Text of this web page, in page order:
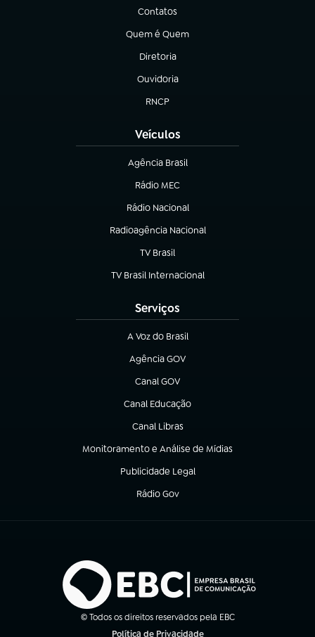
Contatos
(abre em nova aba)
Quem é Quem
(abre em nova aba)
Diretoria
(abre em nova aba)
Ouvidoria
(abre em nova aba)
RNCP
(abre em nova aba)
Veículos
Agência Brasil
(abre em nova aba)
Rádio MEC
(abre em nova aba)
Rádio Nacional
Radioagência Nacional
(abre em nova aba)
TV Brasil
(abre em nova aba)
TV Brasil Internacional
(abre em nova aba)
Serviços
A Voz do Brasil
(abre em nova aba)
Agência GOV
(abre em nova aba)
Canal GOV
(abre em nova aba)
Canal Educação
(abre em nova aba)
Canal Libras
(abre em nova aba)
Monitoramento e Análise de Mídias
(abre em nova aba)
Publicidade Legal
(abre em nova aba)
Rádio Gov
(abre em nova aba)
© Todos os direitos reservados pela EBC
Política de Privacidade